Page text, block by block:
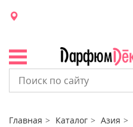
Главная Каталог Азия